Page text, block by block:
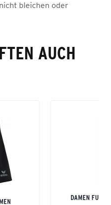
bleichen oder
AUCH
DAMEN